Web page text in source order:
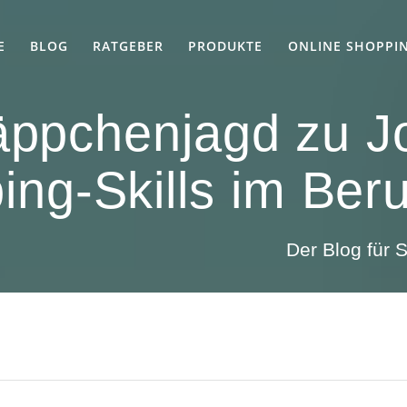
BLOG RATGEBER PRODUKTE ONLINE
zu
Skills im
Der Blog für